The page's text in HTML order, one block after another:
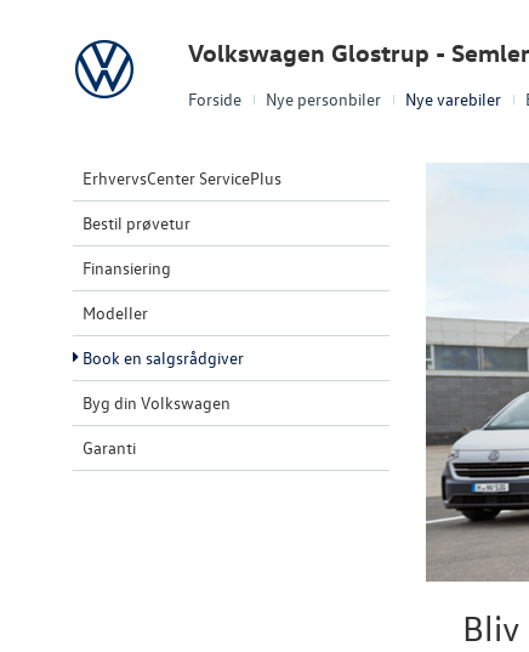
Forside Nye personbiler Nye varebiler
Volkswagen Volkswagen Glostrup -
ErhvervsCenter ServicePlus
Bestil prøvetur
Finansiering
Modeller
Book en salgsrådgiver
Byg din Volkswagen
Garanti